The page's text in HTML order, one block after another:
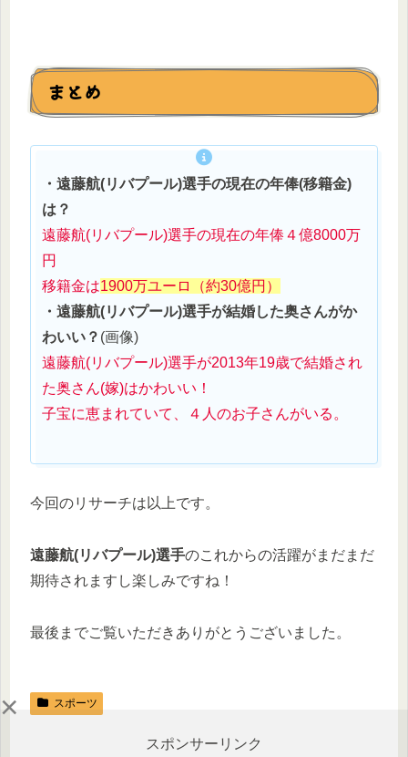
×
まとめ
・遠藤航(リバプール)選手の現在の年俸(移籍金)
は？
遠藤航(リバプール)選手の現在の年俸４億8000万
円
移籍金は1900万ユーロ（約30億円）
・遠藤航(リバプール)選手が結婚した奥さんがか
わいい？ (画像)
遠藤航(リバプール)選手が2013年19歳で結婚され
た奥さん(嫁)はかわいい！
子宝に恵まれていて、４人のお子さんがいる。
今回のリサーチは以上です。
遠藤航(リバプール)選手のこれからの活躍がまだまだ
期待されますし楽しみですね！
最後までご覧いただきありがとうございました。
スポーツ
スポンサーリンク